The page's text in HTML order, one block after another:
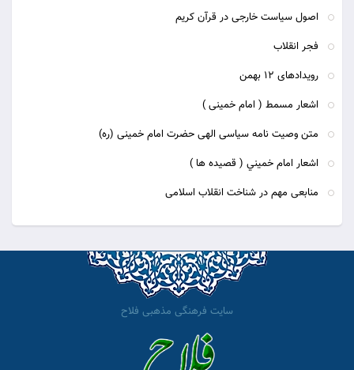
اصول سیاست خارجی در قرآن کریم
فجر انقلاب
رویدادهای 12 بهمن
اشعار مسمط ( امام خمینی )
متن وصیت نامه سیاسی الهی حضرت امام خمینی (ره)
اشعار امام خميني ( قصيده ها )
منابعی مهم در شناخت انقلاب اسلامی
سایت فرهنگی مذهبی فلاح